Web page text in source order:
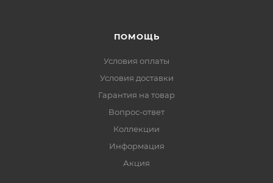
ПОМОЩЬ
Условия оплаты
Условия доставки
Гарантия на товар
Вопрос-ответ
Коллекции
Информация
Акция